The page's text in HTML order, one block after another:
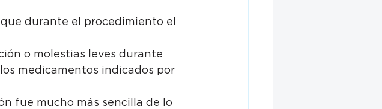
durante el procedimiento el
o molestias leves durante
medicamentos indicados por
fue mucho más sencilla de lo